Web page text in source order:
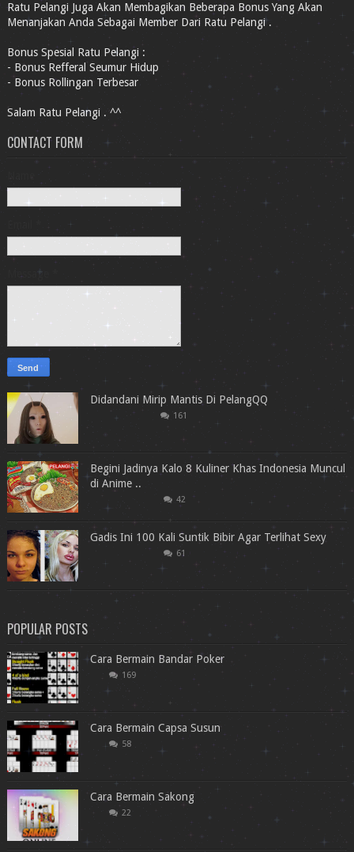
Ratu Pelangi Juga Akan Membagikan Beberapa Bonus Yang Akan
Menanjakan Anda Sebagai Member Dari Ratu Pelangi .
Bonus Spesial Ratu Pelangi :
- Bonus Refferal Seumur Hidup
- Bonus Rollingan Terbesar
Salam Ratu Pelangi . ^^
CONTACT FORM
Name
Message
Didandani Mirip Mantis Di PelangQQ
161
Begini Jadinya Kalo 8 Kuliner Khas Indonesia Muncul
di Anime ..
42
Gadis Ini 100 Kali Suntik Bibir Agar Terlihat Sexy
61
POPULAR POSTS
Cara Bermain Bandar Poker
169
Cara Bermain Capsa Susun
58
Cara Bermain Sakong
22